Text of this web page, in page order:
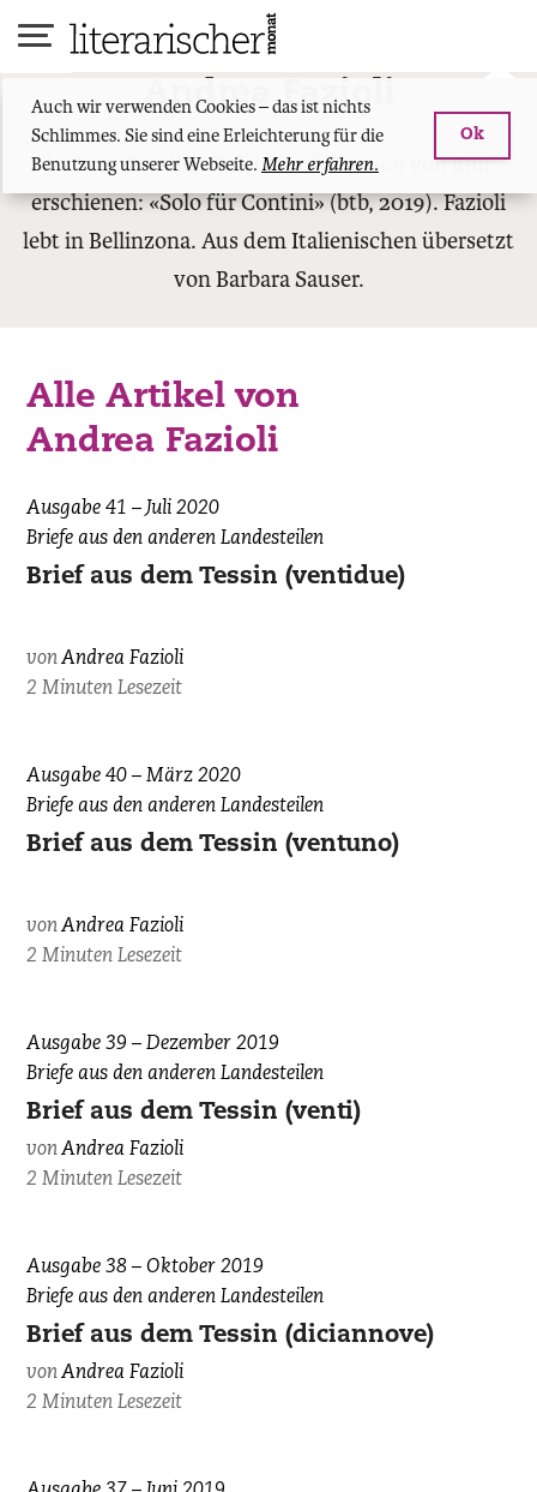
Auch wir verwenden Cookies – das ist nichts
Schlimmes. Sie sind eine Erleichterung für die
Benutzung unserer Webseite. Mehr erfahren.
Ok
Andrea Fazioli
ist Schriftsteller. Zuletzt auf Deutsch von ihm
erschienen: «Solo für Contini» (btb, 2019). Fazioli
lebt in Bellinzona. Aus dem Italienischen übersetzt
von Barbara Sauser.
Alle Artikel von
Andrea Fazioli
Ausgabe 41 – Juli 2020
Briefe aus den anderen Landesteilen
Brief aus dem Tessin (ventidue)
vonAndrea Fazioli
2 Minuten Lesezeit
Ausgabe 40 – März 2020
Briefe aus den anderen Landesteilen
Brief aus dem Tessin (ventuno)
vonAndrea Fazioli
2 Minuten Lesezeit
Ausgabe 39 – Dezember 2019
Briefe aus den anderen Landesteilen
Brief aus dem Tessin (venti)
vonAndrea Fazioli
2 Minuten Lesezeit
Ausgabe 38 – Oktober 2019
Briefe aus den anderen Landesteilen
Brief aus dem Tessin (diciannove)
vonAndrea Fazioli
2 Minuten Lesezeit